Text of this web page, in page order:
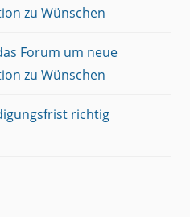
zu Wünschen
Forum um neue
zu Wünschen
richtig